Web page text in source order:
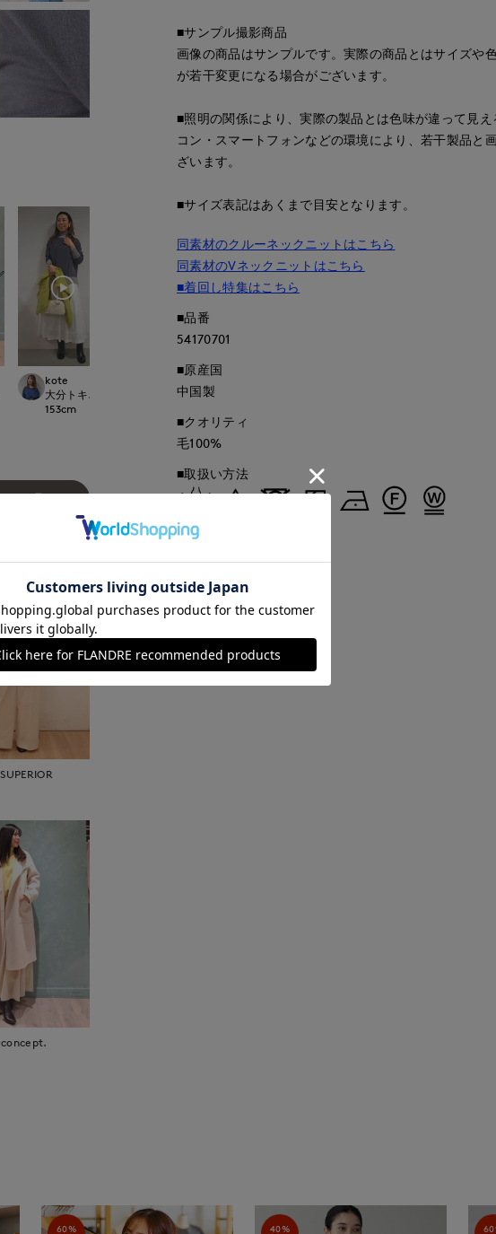
kote
大分トキハINED
153cm
博多大丸7-IDconcept.
っと見る
■サンプル撮影商品
画像の商品はサンプルです。実際の商品とはサイズや
が若干変更になる場合がございます。
■照明の関係により、実際の製品とは色味が違って見
コン・スマートフォンなどの環境により、若干製品と
ざいます。
■サイズ表記はあくまで目安となります。
同素材のクルーネックニットはこちら
同素材のVネックニットはこちら
■着回し特集はこちら
■品番
54170701
■原産国
中国製
■クオリティ
毛100%
■取扱い方法
取り扱いについて
60%
40%